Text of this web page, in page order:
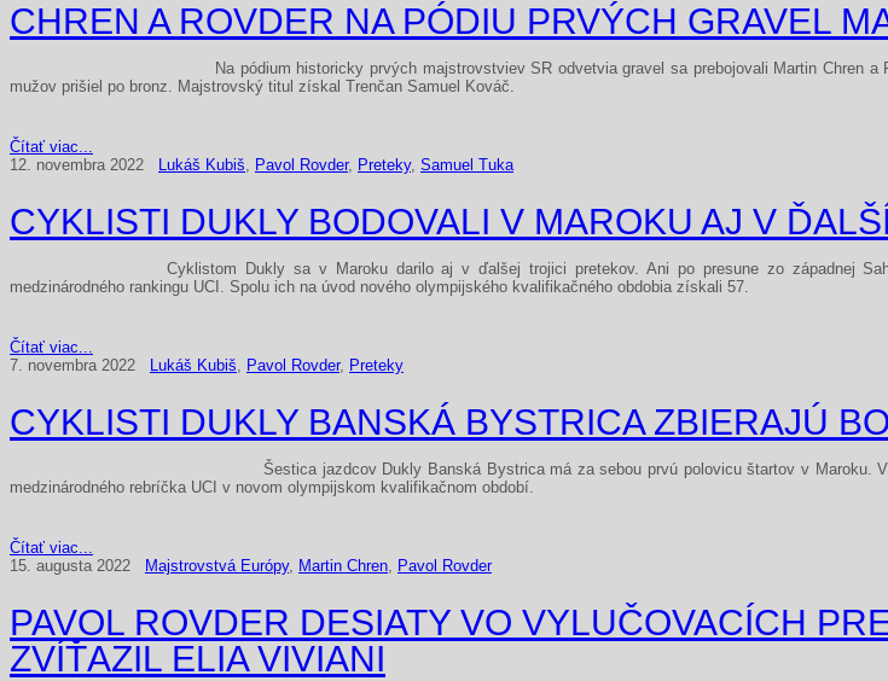
CHREN A ROVDER NA PÓDIU PRVÝCH GRAVEL
Na pódium historicky prvých majstrovstviev SR odvetvia gravel sa prebojovali Martin Chren
mužov prišiel po bronz. Majstrovský titul získal Trenčan Samuel Kováč.
Čítať viac...
12. novembra 2022
Lukáš Kubiš, Pavol Rovder, Preteky, Samuel Tuka
CYKLISTI DUKLY BODOVALI V MAROKU AJ V
Cyklistom Dukly sa v Maroku darilo aj v ďalšej trojici pretekov. Ani po presune zo západnej
medzinárodného rankingu UCI. Spolu ich na úvod nového olympijského kvalifikačného obdobia získali 57.
Čítať viac...
7. novembra 2022
Lukáš Kubiš, Pavol Rovder, Preteky
CYKLISTI DUKLY BANSKÁ BYSTRICA ZBIERAJÚ
Šestica jazdcov Dukly Banská Bystrica má za sebou prvú polovicu štartov v Maroku.
medzinárodného rebríčka UCI v novom olympijskom kvalifikačnom období.
Čítať viac...
15. augusta 2022
Majstrovstvá Európy, Martin Chren, Pavol Rovder
PAVOL ROVDER DESIATY VO VYLUČOVACÍCH
ZVÍŤAZIL ELIA VIVIANI